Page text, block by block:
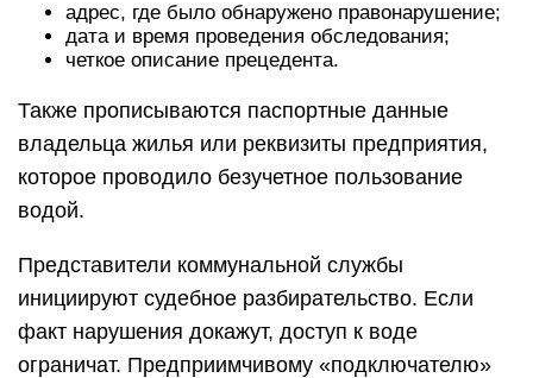
адрес, где было обнаружено правонарушение;
дата и время проведения обследования;
четкое описание прецедента.
Также прописываются паспортные данные
владельца жилья или реквизиты предприятия,
которое проводило безучетное пользование
водой.
Представители коммунальной службы
инициируют судебное разбирательство. Если
факт нарушения докажут, доступ к воде
ограничат. Предприимчивому «подключателю»